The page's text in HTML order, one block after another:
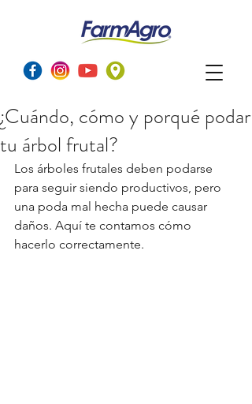
¿Cuándo, cómo y porqué podar
tu árbol frutal?
Los árboles frutales deben podarse
para seguir siendo productivos, pero
una poda mal hecha puede causar
daños. Aquí te contamos cómo
hacerlo correctamente.